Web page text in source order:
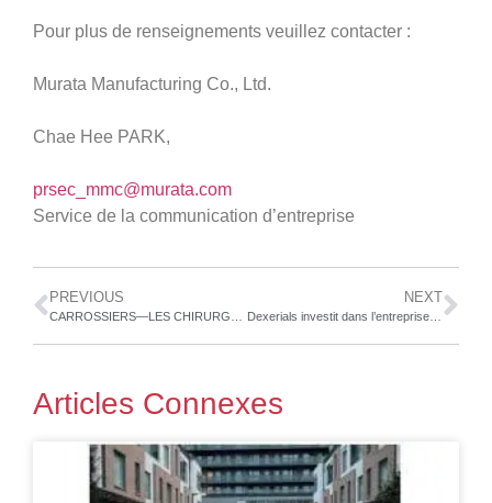
Pour plus de renseignements veuillez contacter :
Murata Manufacturing Co., Ltd.
Chae Hee PARK,
prsec_mmc@murata.com
Service de la communication d’entreprise
PREVIOUS NEXT
Dexerials investit dans l’entreprise de conception allemande SemsoTec Group et forme une alliance de capital et d’affaires pour développer l’activité automobile en Europe
Articles Connexes